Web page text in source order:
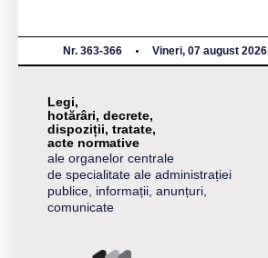
Nr. 363-366 Vineri, 07 august 2026
Legi,
hotărâri, decrete,
dispoziții, tratate,
acte normative
ale organelor centrale
de specialitate ale administrației
publice, informații, anunțuri,
comunicate